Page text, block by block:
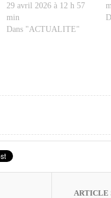
29 avril 2026 à 12 h 57
min
Dans "ACTUALITE"
ARTICLE